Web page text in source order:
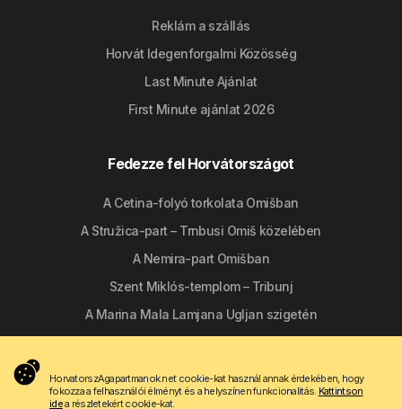
Reklám a szállás
Horvát Idegenforgalmi Közösség
Last Minute Ajánlat
First Minute ajánlat 2026
Fedezze fel Horvátországot
A Cetina-folyó torkolata Omišban
A Stružica-part – Trnbusi Omiš közelében
A Nemira-part Omišban
Szent Miklós-templom – Tribunj
A Marina Mala Lamjana Ugljan szigetén
HorvatorszAgapartmanok.net cookie-kat használ annak érdekében, hogy
fokozza a felhasználói élményt és a helyszínen funkcionalitás. Kattintson
idea részletekért cookie-kat.